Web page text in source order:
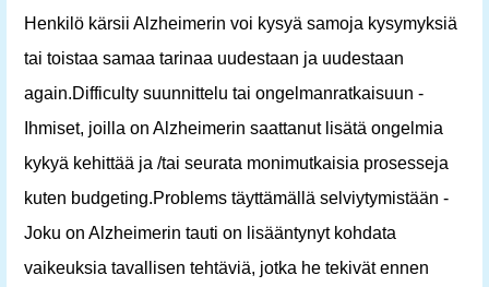
Henkilö kärsii Alzheimerin voi kysyä samoja kysymyksiä
tai toistaa samaa tarinaa uudestaan ​​ja uudestaan ​​
again.Difficulty suunnittelu tai ongelmanratkaisuun -
Ihmiset, joilla on Alzheimerin saattanut lisätä ongelmia
kykyä kehittää ja /tai seurata monimutkaisia ​​prosesseja
kuten budgeting.Problems täyttämällä selviytymistään -
Joku on Alzheimerin tauti on lisääntynyt kohdata
vaikeuksia tavallisen tehtäviä, jotka he tekivät ennen